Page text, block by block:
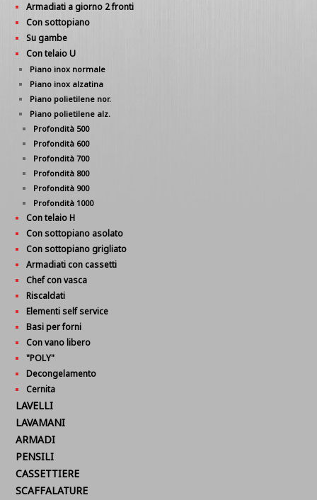
Armadiati a giorno 2 fronti
Con sottopiano
Su gambe
Con telaio U
Piano inox normale
Piano inox alzatina
Piano polietilene nor.
Piano polietilene alz.
Profondità 500
Profondità 600
Profondità 700
Profondità 800
Profondità 900
Profondità 1000
Con telaio H
Con sottopiano asolato
Con sottopiano grigliato
Armadiati con cassetti
Chef con vasca
Riscaldati
Elementi self service
Basi per forni
Con vano libero
"POLY"
Decongelamento
Cernita
LAVELLI
LAVAMANI
ARMADI
PENSILI
CASSETTIERE
SCAFFALATURE